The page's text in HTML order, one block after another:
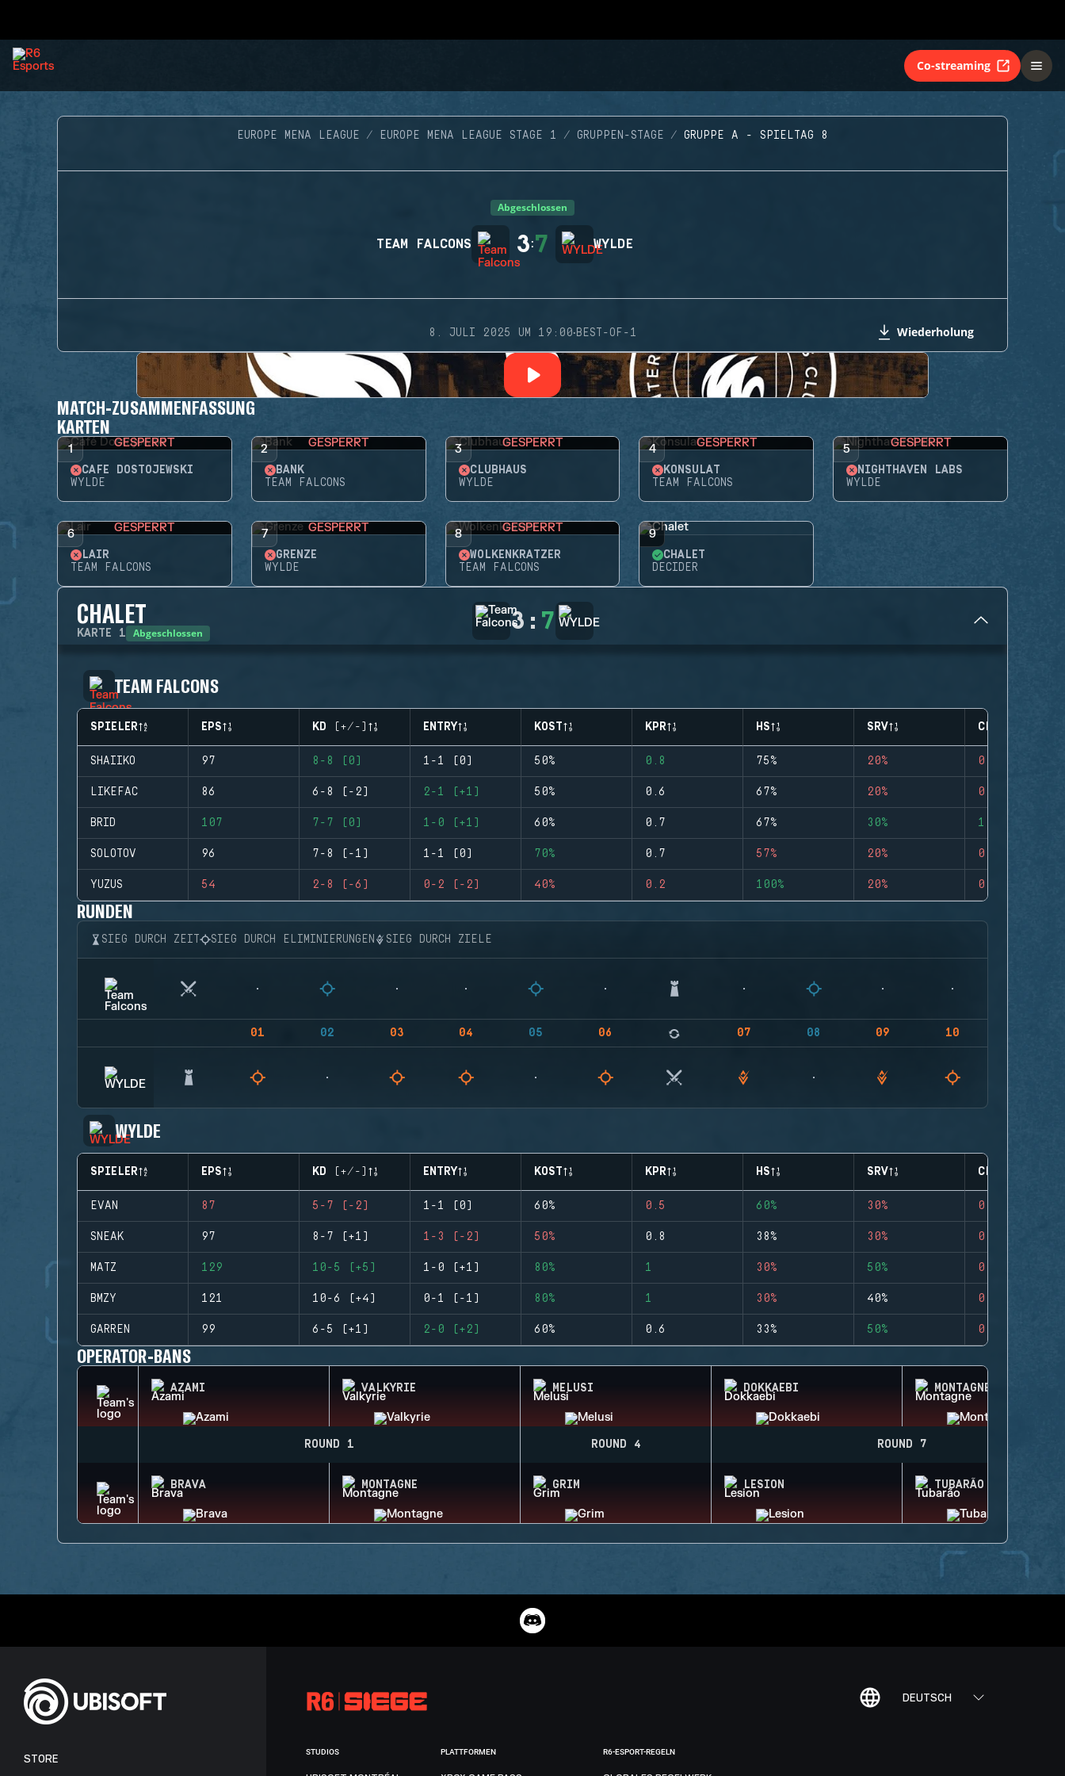
Co-streaming
EUROPE MENA LEAGUE EUROPE MENA LEAGUE STAGE 1 GRUPPEN-STAGE GRUPPE A - SPIELTAG 8
Abgeschlossen
TEAM FALCONS 3:7 WYLDE
8. JULI 2025 UM 19:00·BEST-OF-1 Wiederholung
MATCH-ZUSAMMENFASSUNG
KARTEN
1 GESPERRT
CAFÉ DOSTOJEWSKI
WYLDE
2 GESPERRT
BANK
TEAM FALCONS
3 GESPERRT
CLUBHAUS
WYLDE
4 GESPERRT
KONSULAT
TEAM FALCONS
5 GESPERRT
NIGHTHAVEN LABS
WYLDE
6 GESPERRT
LAIR
TEAM FALCONS
7 GESPERRT
GRENZE
WYLDE
8 GESPERRT
WOLKENKRATZER
TEAM FALCONS
9
CHALET
DECIDER
CHALET
KARTE 1 Abgeschlossen 3 : 7
TEAM FALCONS
SPIELER EPS KD (+/-) ENTRY KOST KPR HS SRV CLUTCHES
SHAIIKO 97 8-8 (0) 1-1 (0) 50% 0.8 75% 20% 0
LIKEFAC 86 6-8 (-2) 2-1 (+1) 50% 0.6 67% 20% 0
BRID 107 7-7 (0) 1-0 (+1) 60% 0.7 67% 30% 1
SOLOTOV 96 7-8 (-1) 1-1 (0) 70% 0.7 57% 20% 0
YUZUS 54 2-8 (-6) 0-2 (-2) 40% 0.2 100% 20% 0
RUNDEN
SIEG DURCH ZEIT SIEG DURCH ELIMINIERUNGEN SIEG DURCH ZIELE
01 02 03 04 05 06 07 08 09 10
WYLDE
SPIELER EPS KD (+/-) ENTRY KOST KPR HS SRV CLUTCHES
EVAN 87 5-7 (-2) 1-1 (0) 60% 0.5 60% 30% 0
SNEAK 97 8-7 (+1) 1-3 (-2) 50% 0.8 38% 30% 0
MATZ 129 10-5 (+5) 1-0 (+1) 80% 1 30% 50% 0
BMZY 121 10-6 (+4) 0-1 (-1) 80% 1 30% 40% 0
GARREN 99 6-5 (+1) 2-0 (+2) 60% 0.6 33% 50% 0
OPERATOR-BANS
AZAMI VALKYRIE MELUSI DOKKAEBI MONTAGNE
ROUND 1 ROUND 4 ROUND 7
BRAVA MONTAGNE GRIM LESION TUBARÃO
DEUTSCH
STORE
STUDIOS PLATTFORMEN R6-ESPORT-REGELN